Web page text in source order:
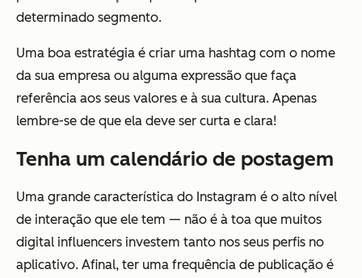
determinado segmento.
Uma boa estratégia é criar uma hashtag com o nome
da sua empresa ou alguma expressão que faça
referência aos seus valores e à sua cultura. Apenas
lembre-se de que ela deve ser curta e clara!
Tenha um calendário de postagem
Uma grande característica do Instagram é o alto nível
de interação que ele tem — não é à toa que muitos
digital influencers investem tanto nos seus perfis no
aplicativo. Afinal, ter uma frequência de publicação é